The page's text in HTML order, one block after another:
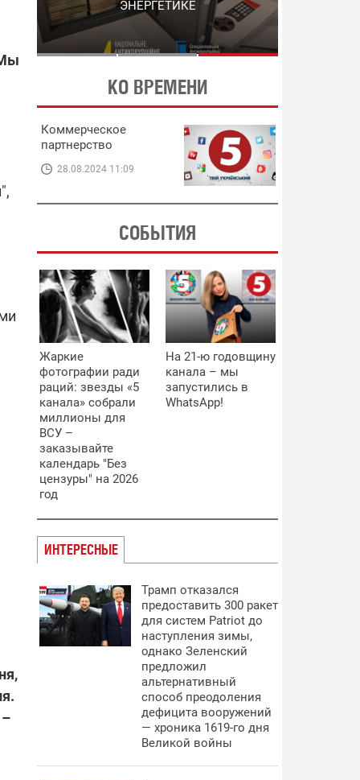
В ЭНЕРГЕТИКЕ
ЭНЕРГЕТИКЕ
КО ВРЕМЕНИ
Коммерческое
партнерство
28.08.2024 11:09
СОБЫТИЯ
Жаркие
фотографии ради
раций: звезды «5
канала» собрали
миллионы для
ВСУ –
заказывайте
календарь "Без
цензуры" на 2026
год
На 21-ю годовщину
канала – мы
запустились в
WhatsApp!
ИНТЕРЕСНЫЕ
Трамп отказался
предоставить 300 ракет
для систем Patriot до
наступления зимы,
однако Зеленский
предложил
альтернативный
способ преодоления
дефицита вооружений
— хроника 1619-го дня
Великой войны